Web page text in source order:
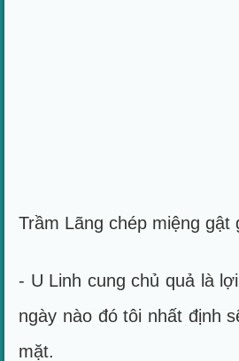
Trầm Lãng chép miệng gật
- U Linh cung chủ quả là
ngày nào đó tôi nhất định
mặt.